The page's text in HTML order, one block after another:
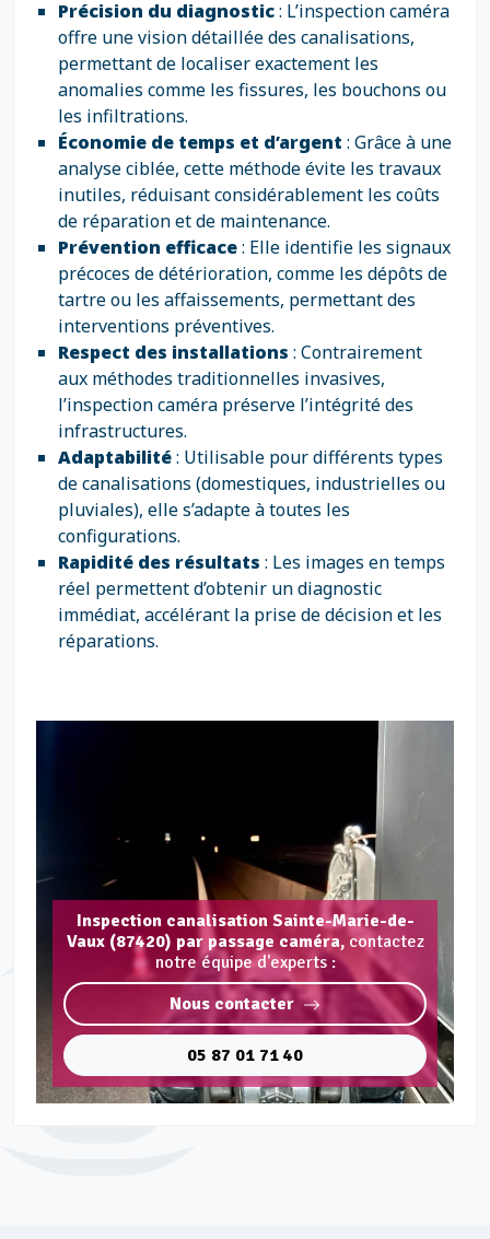
Précision du diagnostic: L’inspection caméra
offre une vision détaillée des canalisations,
permettant de localiser exactement les
anomalies comme les fissures, les bouchons ou
les infiltrations.
Économie de temps et d’argent : Grâce à une
analyse ciblée, cette méthode évite les travaux
inutiles, réduisant considérablement les coûts
de réparation et de maintenance.
Prévention efficace: Elle identifie les signaux
précoces de détérioration, comme les dépôts de
tartre ou les affaissements, permettant des
interventions préventives.
Respect des installations : Contrairement
aux méthodes traditionnelles invasives,
l’inspection caméra préserve l’intégrité des
infrastructures.
Adaptabilité: Utilisable pour différents types
de canalisations (domestiques, industrielles ou
pluviales), elle s’adapte à toutes les
configurations.
Rapidité des résultats : Les images en temps
réel permettent d’obtenir un diagnostic
immédiat, accélérant la prise de décision et les
réparations.
Inspection canalisation Sainte-Marie-de-
Vaux (87420) par passage caméra, contactez
notre équipe d'experts :
Nous contacter
05 87 01 71 40